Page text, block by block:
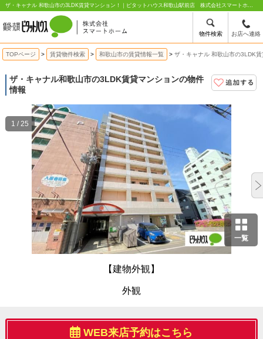
物件検索 お店へ連絡
ザ・キャナル 和歌山市の3LDK賃貸マンション！｜ピタットハウス和歌山駅前店 株式会社スマートホーム
TOPページ 賃貸物件検索 和歌山市の賃貸情報一覧 ザ・キャナル 和歌山市の3LDK
ザ・キャナル和歌山市の3LDK賃貸マンションの物件
情報
一覧
【建物外観】
外観
1 / 25
WEB来店予約はこちら